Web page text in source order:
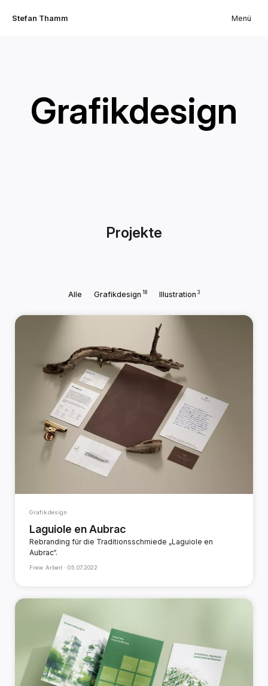
Stefan Thamm Menü
Grafikdesign
Projekte
Alle Grafikdesign 18 Illustration 3
Grafikdesign
Laguiole en Aubrac
Rebranding für die Traditionsschmiede „Laguiole en
Aubrac“.
Freie Arbeit ·05.07.2022